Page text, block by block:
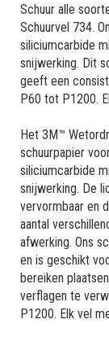
Schuur alle
Schuurvel 734.
siliciumcarbide
snijwerking. Dit
geeft een
P60 tot P1200.
Het 3M™
schuurpapier
siliciumcarbide
snijwerking. De
vervormbaar en
aantal
afwerking. Ons
en is geschikt
bereiken
verflagen te
P1200. Elk vel